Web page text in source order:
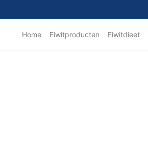
Home Eiwitproducten Eiwitdieet